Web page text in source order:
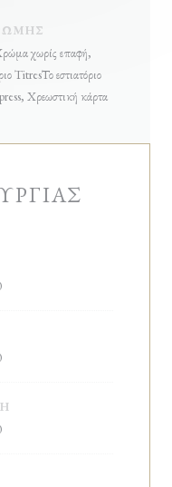
χωρίς επαφή,
TitresΤο εστιατόριο
Χρεωστική κάρτα